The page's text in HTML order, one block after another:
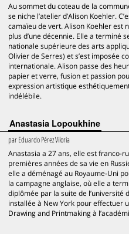
Au sommet du coteau de la
se niche l’atelier d’Alison Koehler.
camaïeu de vert. Alison Koehler est
plus d’une décennie. Elle a terminé
nationale supérieure des arts
Olivier de Serres) et s’est imposée
internationale. Alison passe des
papier et verre, fusion et passion
expression artistique
indélébile.
Anastasia Lopoukhine
parEduardo Pérez Viloria
Anastasia a 27 ans, elle est franco-
premières années de sa vie en
elle a déménagé au Royaume-Uni
la campagne anglaise, où elle a
diplômée par la suite de l’université
installée à New York pour effectuer
Drawing and Printmaking à